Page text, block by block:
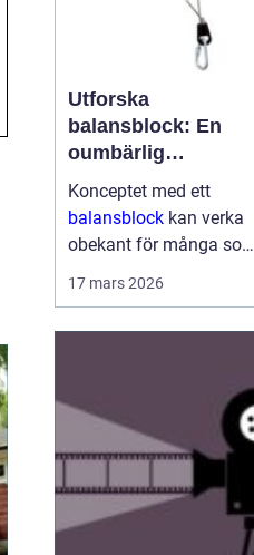
Utforska
balansblock: En
oumbärlig
komponent i
industrin
Konceptet med ett
balansblock kan verka
obekant för många som
17 mars 2026